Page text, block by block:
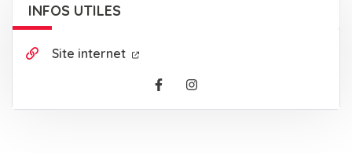
INFOS UTILES
Site internet
FacebookInstagram